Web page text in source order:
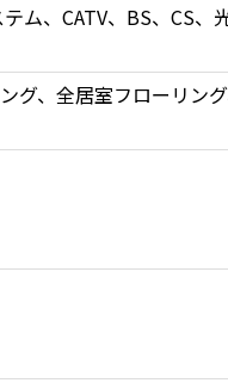
ム、CATV、BS、CS、
、全居室フローリング